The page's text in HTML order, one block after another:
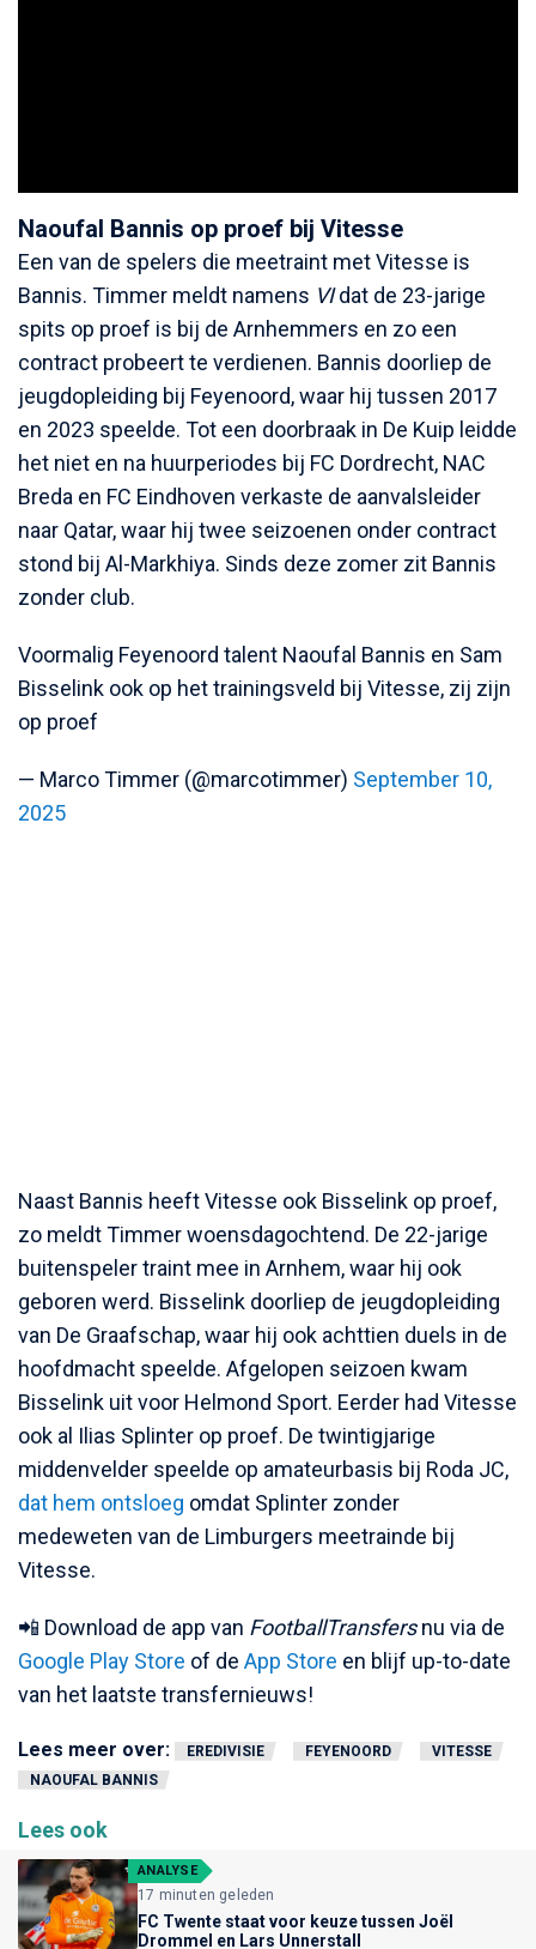
Naoufal Bannis op proef bij Vitesse
Een van de spelers die meetraint met Vitesse is
Bannis. Timmer meldt namens VIdat de 23-jarige
spits op proef is bij de Arnhemmers en zo een
contract probeert te verdienen. Bannis doorliep de
jeugdopleiding bij Feyenoord, waar hij tussen 2017
en 2023 speelde. Tot een doorbraak in De Kuip leidde
het niet en na huurperiodes bij FC Dordrecht, NAC
Breda en FC Eindhoven verkaste de aanvalsleider
naar Qatar, waar hij twee seizoenen onder contract
stond bij Al-Markhiya. Sinds deze zomer zit Bannis
zonder club.
Voormalig Feyenoord talent Naoufal Bannis en Sam
Bisselink ook op het trainingsveld bij Vitesse, zij zijn
op proef
— Marco Timmer (@marcotimmer) September 10,
2025
Naast Bannis heeft Vitesse ook Bisselink op proef,
zo meldt Timmer woensdagochtend. De 22-jarige
buitenspeler traint mee in Arnhem, waar hij ook
geboren werd. Bisselink doorliep de jeugdopleiding
van De Graafschap, waar hij ook achttien duels in de
hoofdmacht speelde. Afgelopen seizoen kwam
Bisselink uit voor Helmond Sport. Eerder had Vitesse
ook al Ilias Splinter op proef. De twintigjarige
middenvelder speelde op amateurbasis bij Roda JC,
dat hem ontsloeg omdat Splinter zonder
medeweten van de Limburgers meetrainde bij
Vitesse.
📲 Download de app van FootballTransfersnu via de
Google Play Store of de App Store en blijf up-to-date
van het laatste transfernieuws!
Lees meer over: EREDIVISIE FEYENOORD
VITESSE
NAOUFAL BANNIS
Lees ook
ANALYSE
17 minuten geleden
FC Twente staat voor keuze tussen Joël
Drommel en Lars Unnerstall